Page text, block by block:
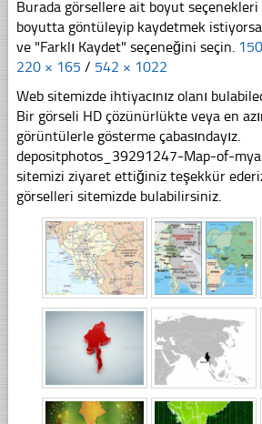
Burada görsellere ait boyut
boyutta göntüleyip kaydetmek
ve "Farklı Kaydet" seçeneğini seçin.
220 × 165 / 542 × 1022
Web sitemizde ihtiyacınız olanı
Bir görseli HD çözünürlükte veya en
görüntülerle gösterme çabasındayız.
depositphotos_39291247-Map-of-
sitemizi ziyaret ettiğiniz teşekkür ederiz.
görselleri sitemizde bulabilirsiniz.